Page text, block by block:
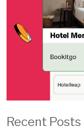
Recent Posts